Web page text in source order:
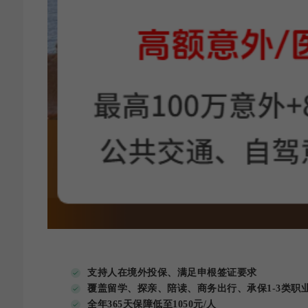
支持人在境外投保、满足申根签证要求
覆盖留学、探亲、陪读、商务出行、承保1-3类职
全年365天保障低至1050元/人